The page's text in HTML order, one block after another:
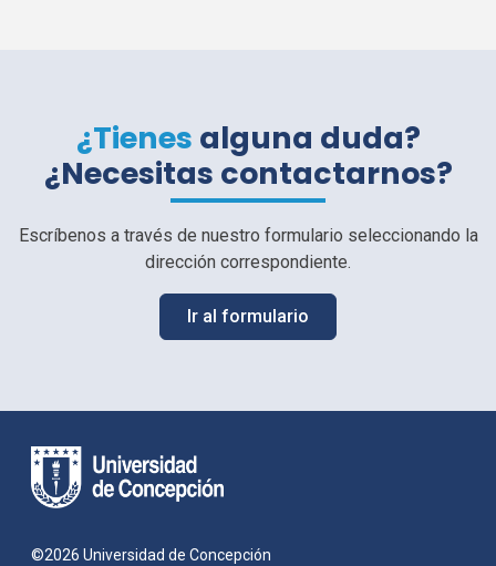
¿Tienes alguna duda?
¿Necesitas contactarnos?
Escríbenos a través de nuestro formulario seleccionando la
dirección correspondiente.
Ir al formulario
©2026 Universidad de Concepción